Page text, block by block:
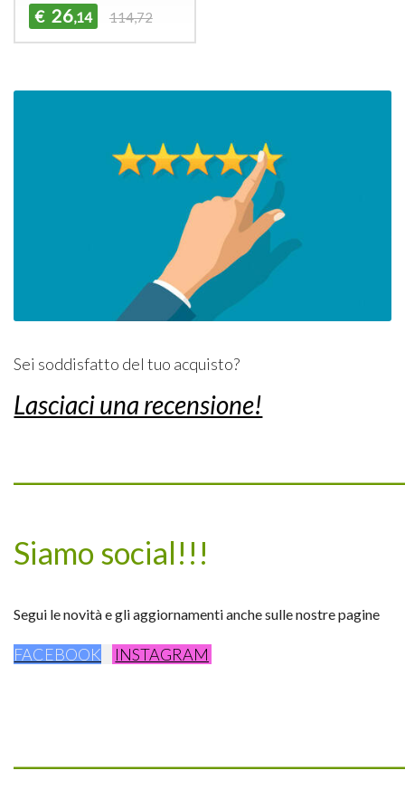
€ 26,14 114,72
Sei soddisfatto del tuo acquisto?
Lasciaci una recensione!
Siamo social!!!
Segui le novità e gli aggiornamenti anche sulle nostre pagine
FACEBOOK INSTAGRAM